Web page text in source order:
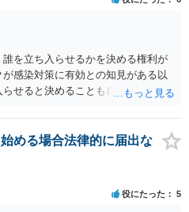
を立ち入らせるかを決める権利が
感染対策に有効との知見がある以
らせると決めることも自由であり、
、公衆浴場法など各種業法で定め
止されていますし、公の施設でもマ
なりえますが、民間のお店に対し
考えられます。
める場合法律的に届出な
役にたった 5